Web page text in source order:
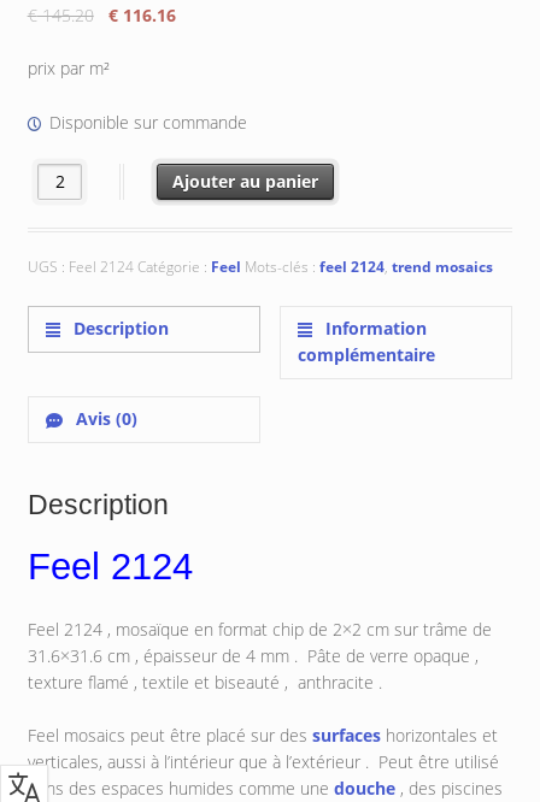
€145.20
Le
initial
€ 145.20.
€ 116.16Le
€ 116.16.
prix par m²
Disponible sur commande
quantité de Feel 2124 : 2x2 cm
Ajouter au panier
UGS : Feel 2124Catégorie : Feel Mots-clés : feel 2124, trend mosaics
Description
Information
complémentaire
Avis (0)
Description
Feel 2124
Feel 2124 , mosaïque en format chip de 2×2 cm sur trâme de
31.6×31.6 cm , épaisseur de 4 mm . Pâte de verre opaque ,
texture flamé , textile et biseauté , anthracite .
Feel mosaics peut être placé sur des surfaceshorizontales et
verticales, aussi à l’intérieur que à l’extérieur . Peut être utilisé
dans des espaces humides comme une douche, des piscines